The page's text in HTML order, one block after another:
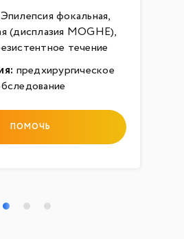
Эпилепсия фокальная,
(дисплазия MOGHE),
течение
предхирургическое
ПОМОЧЬ